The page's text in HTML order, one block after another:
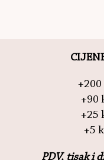
+90
+25
+5
PDV, tisak i